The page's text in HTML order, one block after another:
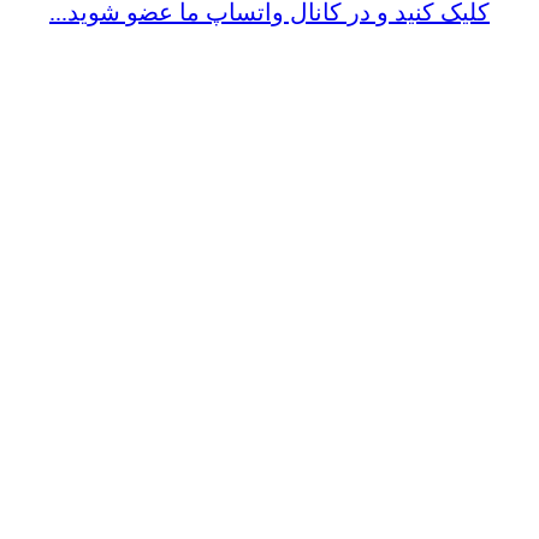
کلیک کنید و در کانال واتساپ ما عضو شوید...